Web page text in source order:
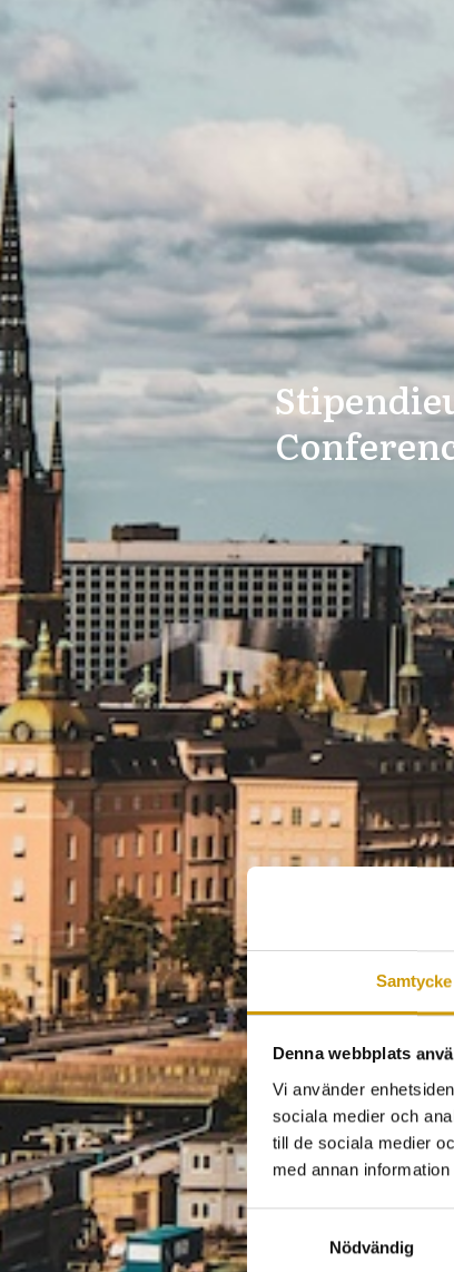
Samtycke
Denna webbplats
Vi använder
sociala medier och
till de sociala medier
med annan
Samtyckesval
Nödvändig